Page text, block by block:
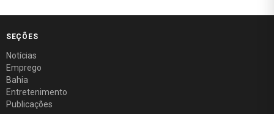
SEÇÕES
Notícias
Emprego
Bahia
Entretenimento
Publicações